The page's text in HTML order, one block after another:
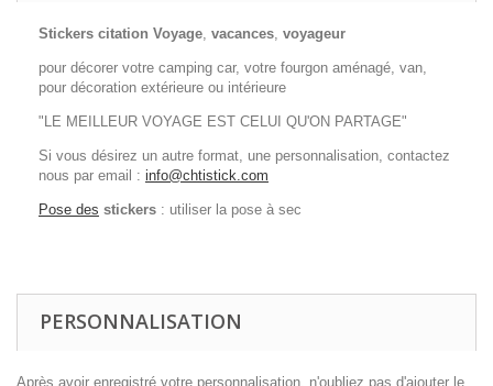
Stickers citation Voyage, vacances, voyageur
pour décorer votre camping car, votre fourgon aménagé, van,
pour décoration extérieure ou intérieure
"LE MEILLEUR VOYAGE EST CELUI QU'ON PARTAGE"
Si vous désirez un autre format, une personnalisation, contactez
nous par email : info@chtistick.com
Pose des stickers : utiliser la pose à sec
PERSONNALISATION
Après avoir enregistré votre personnalisation, n'oubliez pas d'ajouter le